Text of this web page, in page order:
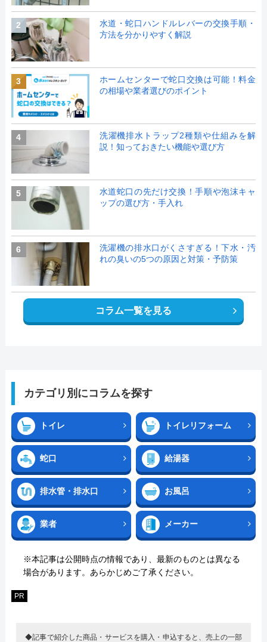
2
水道・蛇口ハンドルレバーの交換手順・
方法を分かりやすく解説
3
ホームセンターで蛇口交換は可能！料金
の相場や業者選びのポイント
4
洗濯機排水トラップ2種類や仕組みを解
説！知っておきたい機能や選び方
5
水道蛇口の先だけ交換！手順や泡沫キャ
ップの選び方・手入れ
6
洗濯機の排水口がくさすぎる！下水・汚
れの臭いの5つの原因と対策・予防策
コラム一覧を見る
カテゴリ別にコラムを探す
トイレ トイレリフォーム
蛇口 給湯器
排水管・排水口 お風呂
業者 メーカー
※本記事は公開時点の情報であり、最新のものとは異なる
場合があります。あらかじめご了承ください。
PR
◆記事で紹介した商品・サービスを購入・申込すると、売上の一部